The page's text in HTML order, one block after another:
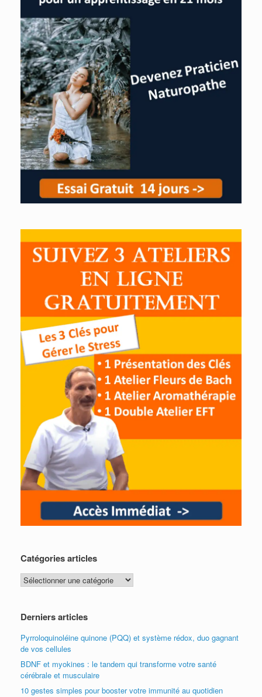
Catégories articles
Catégories
articles
Derniers articles
Pyrroloquinoléine quinone (PQQ) et système rédox, duo gagnant
de vos cellules
BDNF et myokines : le tandem qui transforme votre santé
cérébrale et musculaire
10 gestes simples pour booster votre immunité au quotidien